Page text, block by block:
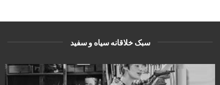
سبک خلاقانه سیاه و سفید